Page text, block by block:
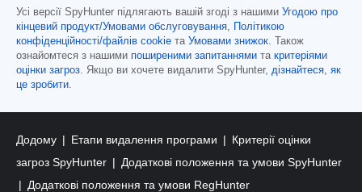
Усі версії SpyHunter підлягають вашій згоді з нашими Угодою про
кінцевий продукт/Умовами обслуговування
Політикою
конфіденційності/файлів cookie та Умовами знижок . Також
ознайомтеся з нашими поширеними запитаннями та критеріями
оцінки загроз . Якщо ви хочете видалити SpyHunter, дізнайтеся, як
це зробити
Додому Етапи видалення програми
Критерії оцінки
загроз SpyHunter
Додаткові положення та умови SpyHunter
Додаткові положення та умови RegHunter